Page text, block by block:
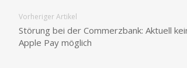
Vorheriger Artikel
Störung bei der Commerzbank: Aktuell
Apple Pay möglich